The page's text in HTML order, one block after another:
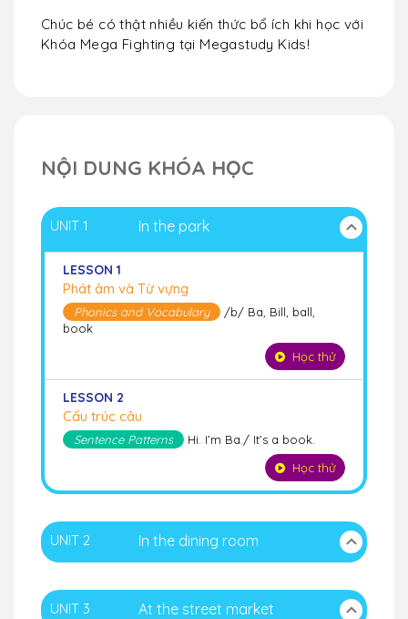
Chúc bé có thật nhiều kiến thức bổ ích khi học với
Khóa Mega Fighting tại Megastudy Kids!
NỘI DUNG KHÓA HỌC
UNIT 1 In the park
LESSON 1
Phát âm và Từ vựng
Phonics and Vocabulary
/b/ Ba, Bill, ball,
book
Học thử
LESSON 2
Cấu trúc câu
Sentence Patterns
Hi. I’m Ba./ It’s a book.
Học thử
UNIT 2 In the dining room
UNIT 3 At the street market